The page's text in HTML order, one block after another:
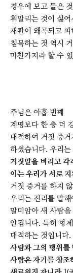
경우에 보고 들은
휘말리는 것이 싫
재판이 왜곡되고
침묵하는 것 역시
마찬가지라 할 수
주님은 아홉 번째
계명보다 한 층 더
대적하여 거짓 증
하셨습니다. 우리
거짓말을 버리고
이는 우리가 서로
거짓 증거를 하지
우리는 진리를 말
말미암아 새 사람
안됩니다. 특히 형
대적하는 것입니다
사람과 그의 행위를
사람은 자기를 창조